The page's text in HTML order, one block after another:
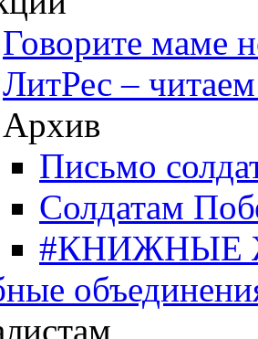
Говорите маме
ЛитРес –
Архив
Письмо
Солдатам
#КНИЖНЫЕ